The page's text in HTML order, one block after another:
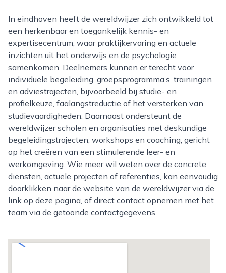
In eindhoven heeft de wereldwijzer zich ontwikkeld tot
een herkenbaar en toegankelijk kennis- en
expertisecentrum, waar praktijkervaring en actuele
inzichten uit het onderwijs en de psychologie
samenkomen. Deelnemers kunnen er terecht voor
individuele begeleiding, groepsprogramma’s, trainingen
en adviestrajecten, bijvoorbeeld bij studie- en
profielkeuze, faalangstreductie of het versterken van
studievaardigheden. Daarnaast ondersteunt de
wereldwijzer scholen en organisaties met deskundige
begeleidingstrajecten, workshops en coaching, gericht
op het creëren van een stimulerende leer- en
werkomgeving. Wie meer wil weten over de concrete
diensten, actuele projecten of referenties, kan eenvoudig
doorklikken naar de website van de wereldwijzer via de
link op deze pagina, of direct contact opnemen met het
team via de getoonde contactgegevens.